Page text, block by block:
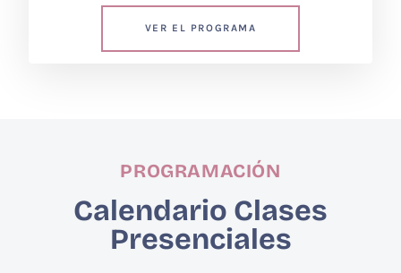
VER EL PROGRAMA
PROGRAMACIÓN
Calendario Clases
Presenciales